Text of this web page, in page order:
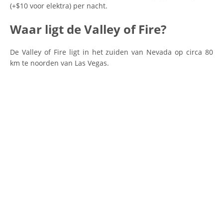
(+$10 voor elektra) per nacht.
Waar ligt de Valley of Fire?
De Valley of Fire ligt in het zuiden van Nevada op circa 80
km te noorden van Las Vegas.